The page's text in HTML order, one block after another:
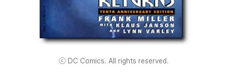
ⓒ DC Comics. All rights reserved.